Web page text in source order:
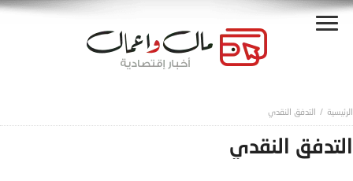
التدفق النقدي
التدفق النقدي